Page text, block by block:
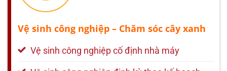
Vệ sinh công nghiệp – Chăm sóc cây xanh
Vệ sinh công nghiệp cố định nhà máy